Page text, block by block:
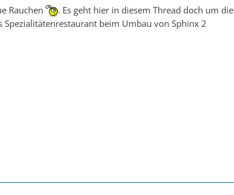
Rauchen
. Es geht hier in diesem Thread doch um die
Spezialitätenrestaurant beim Umbau von Sphinx 2